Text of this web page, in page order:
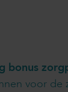
bonus
voor de